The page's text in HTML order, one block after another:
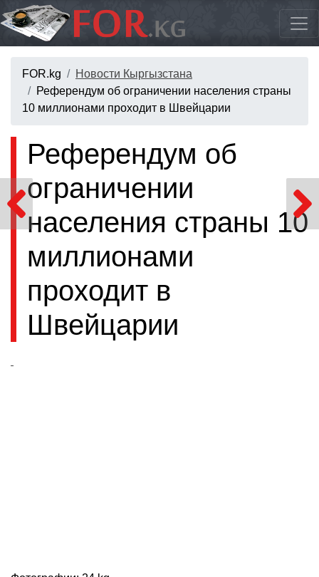
FOR.kg
Новости Кыргызстана
Референдум об ограничении населения страны
10 миллионами проходит в Швейцарии
Референдум об
ограничении
населения страны 10
миллионами
проходит в
Швейцарии